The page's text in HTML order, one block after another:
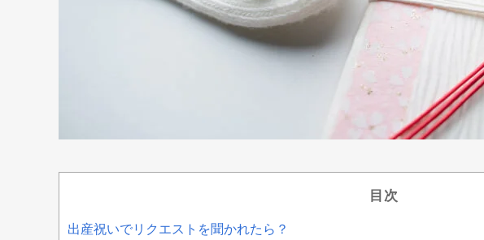
目次
出産祝いでリクエストを聞かれたら？